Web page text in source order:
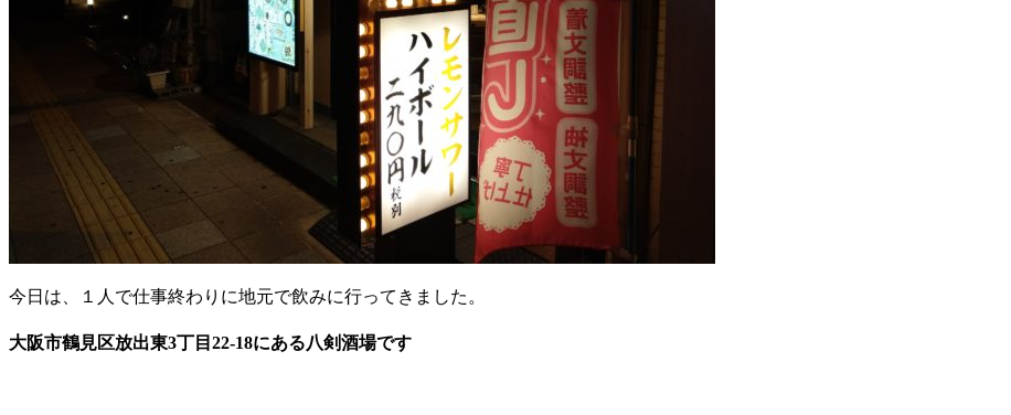
今日は、１人で仕事終わりに地元で飲みに行ってきました。
大阪市鶴見区放出東3丁目22-18にある八剣酒場です